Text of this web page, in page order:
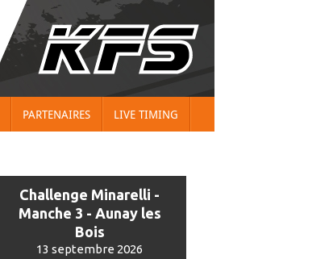
PARTENAIRES LIVE TIMING
Challenge Minarelli -
Manche 3 - Aunay les
Bois
13 septembre 2026